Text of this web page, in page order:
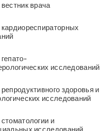
врача
исследований
здоровья и
исследований
и
исследований